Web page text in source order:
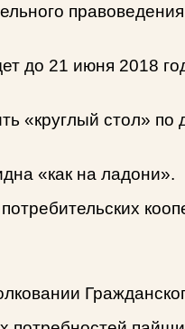
до 21 июня 2018
«круглый стол» по
«как на ладони».